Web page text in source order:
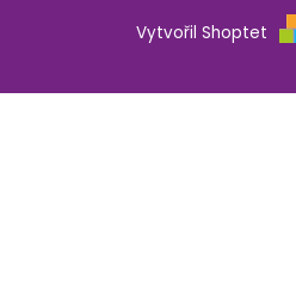
Vytvořil Shoptet